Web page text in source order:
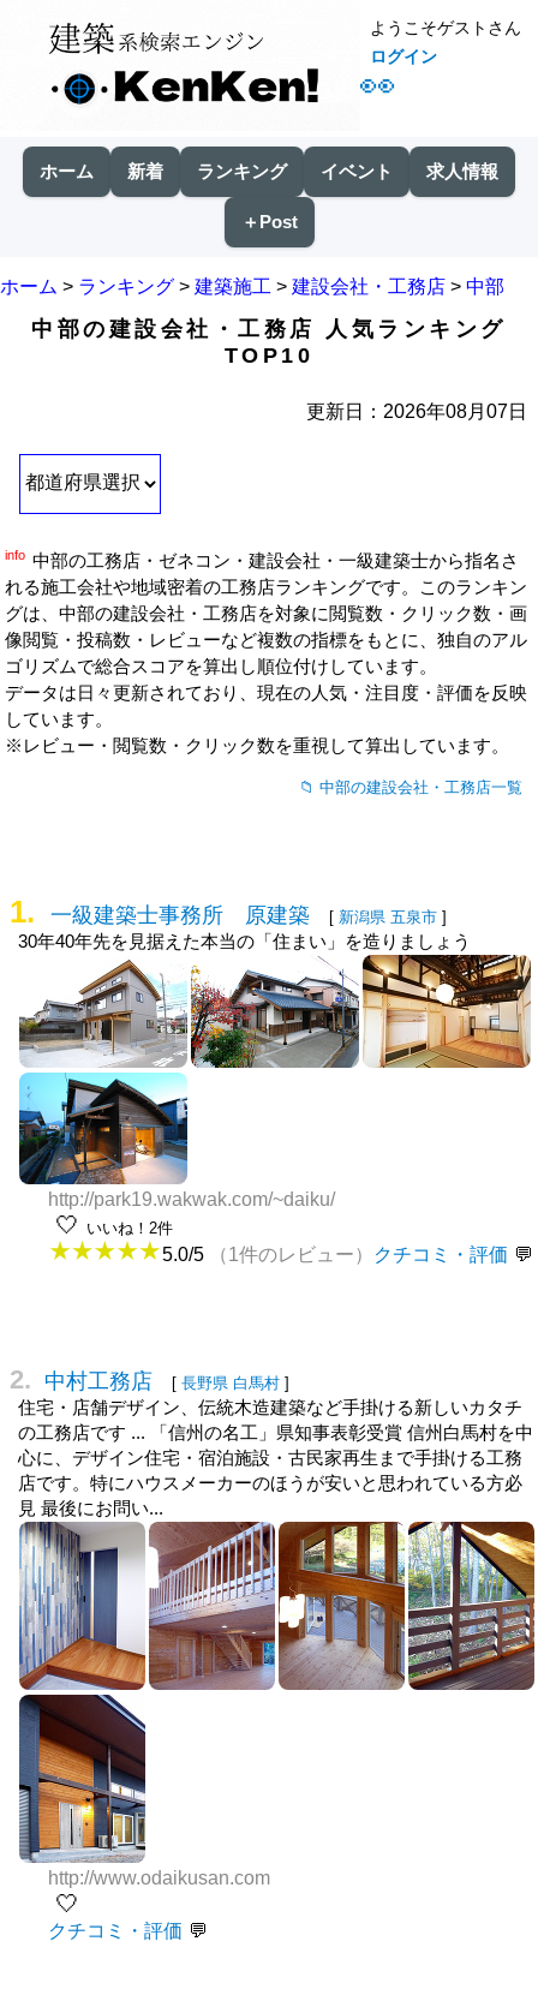
👀
ようこそゲストさん
ログイン
ホーム 新着 ランキング イベント 求人情報
＋Post
ホーム > ランキング > 建築施工 > 建設会社・工務店 > 中部
中部の建設会社・工務店 人気ランキング
TOP10
更新日：2026年08月07日
info 中部の工務店・ゼネコン・建設会社・一級建築士から指名さ
れる施工会社や地域密着の工務店ランキングです。このランキン
グは、中部の建設会社・工務店を対象に閲覧数・クリック数・画
像閲覧・投稿数・レビューなど複数の指標をもとに、独自のアル
ゴリズムで総合スコアを算出し順位付けしています。
データは日々更新されており、現在の人気・注目度・評価を反映
しています。
※レビュー・閲覧数・クリック数を重視して算出しています。
中部の建設会社・工務店一覧
1. 一級建築士事務所 原建築 [ 新潟県 五泉市]
30年40年先を見据えた本当の「住まい」を造りましょう
http://park19.wakwak.com/~daiku/
🤍 いいね！2件
5.0/5 （1件のレビュー） クチコミ・評価
2. 中村工務店 [長野県 白馬村 ]
住宅・店舗デザイン、伝統木造建築など手掛ける新しいカタチ
の工務店です ... 「信州の名工」県知事表彰受賞 信州白馬村を中
心に、デザイン住宅・宿泊施設・古民家再生まで手掛ける工務
店です。特にハウスメーカーのほうが安いと思われている方必
見 最後にお問い...
http://www.odaikusan.com
🤍
クチコミ・評価